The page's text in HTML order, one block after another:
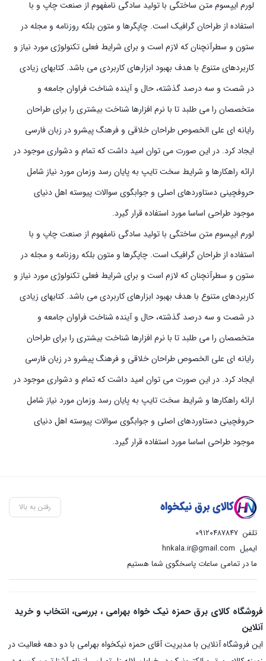
لورم ایپسوم متن ساختگی با تولید سادگی نامفهوم از صنعت چاپ و با
استفاده از طراحان گرافیک است. چاپگرها و متون بلکه روزنامه و مجله در
ستون و سطرآنچنان که لازم است و برای شرایط فعلی تکنولوژی مورد نیاز و
کاربردهای متنوع با هدف بهبود ابزارهای کاربردی می باشد. کتابهای زیادی
در شصت و سه درصد گذشته، حال و آینده شناخت فراوان جامعه و
متخصصان را می طلبد تا با نرم افزارها شناخت بیشتری را برای طراحان
رایانه ای علی الخصوص طراحان خلاقی و فرهنگ پیشرو در زبان فارسی
ایجاد کرد. در این صورت می توان امید داشت که تمام و دشواری موجود در
ارائه راهکارها و شرایط سخت تایپ به پایان رسد وزمان مورد نیاز شامل
حروفچینی دستاوردهای اصلی و جوابگوی سوالات پیوسته اهل دنیای
موجود طراحی اساسا مورد استفاده قرار گیرد.
لورم ایپسوم متن ساختگی با تولید سادگی نامفهوم از صنعت چاپ و با
استفاده از طراحان گرافیک است. چاپگرها و متون بلکه روزنامه و مجله در
ستون و سطرآنچنان که لازم است و برای شرایط فعلی تکنولوژی مورد نیاز و
کاربردهای متنوع با هدف بهبود ابزارهای کاربردی می باشد. کتابهای زیادی
در شصت و سه درصد گذشته، حال و آینده شناخت فراوان جامعه و
متخصصان را می طلبد تا با نرم افزارها شناخت بیشتری را برای طراحان
رایانه ای علی الخصوص طراحان خلاقی و فرهنگ پیشرو در زبان فارسی
ایجاد کرد. در این صورت می توان امید داشت که تمام و دشواری موجود در
ارائه راهکارها و شرایط سخت تایپ به پایان رسد وزمان مورد نیاز شامل
حروفچینی دستاوردهای اصلی و جوابگوی سوالات پیوسته اهل دنیای
موجود طراحی اساسا مورد استفاده قرار گیرد.
رفتن به بالا
تلفن ۰۹۱۲۰۴۸۷۸۴۷
ایمیل hnkala.ir@gmail.com
ما در تمامی ساعات پاسخگوی شما هستیم
فروشگاه کالای برق حمزه نیک خواه بهرامی ، بررسی، انتخاب و خرید
آنلاین
این فروشگاه آنلاین با مدیریت آقای حمزه نیکخواه بهرامی با دو دهه فعالیت در